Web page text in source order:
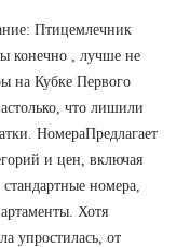
Птицемлечник
конечно , лучше не
на Кубке Первого
что лишили
НомераПредлагает
и цен, включая
номера,
Хотя
упростилась, от